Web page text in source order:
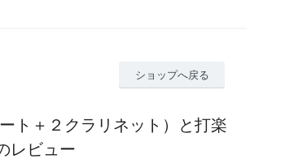
ショップへ戻る
ト＋２クラリネット）と打楽
レビュー